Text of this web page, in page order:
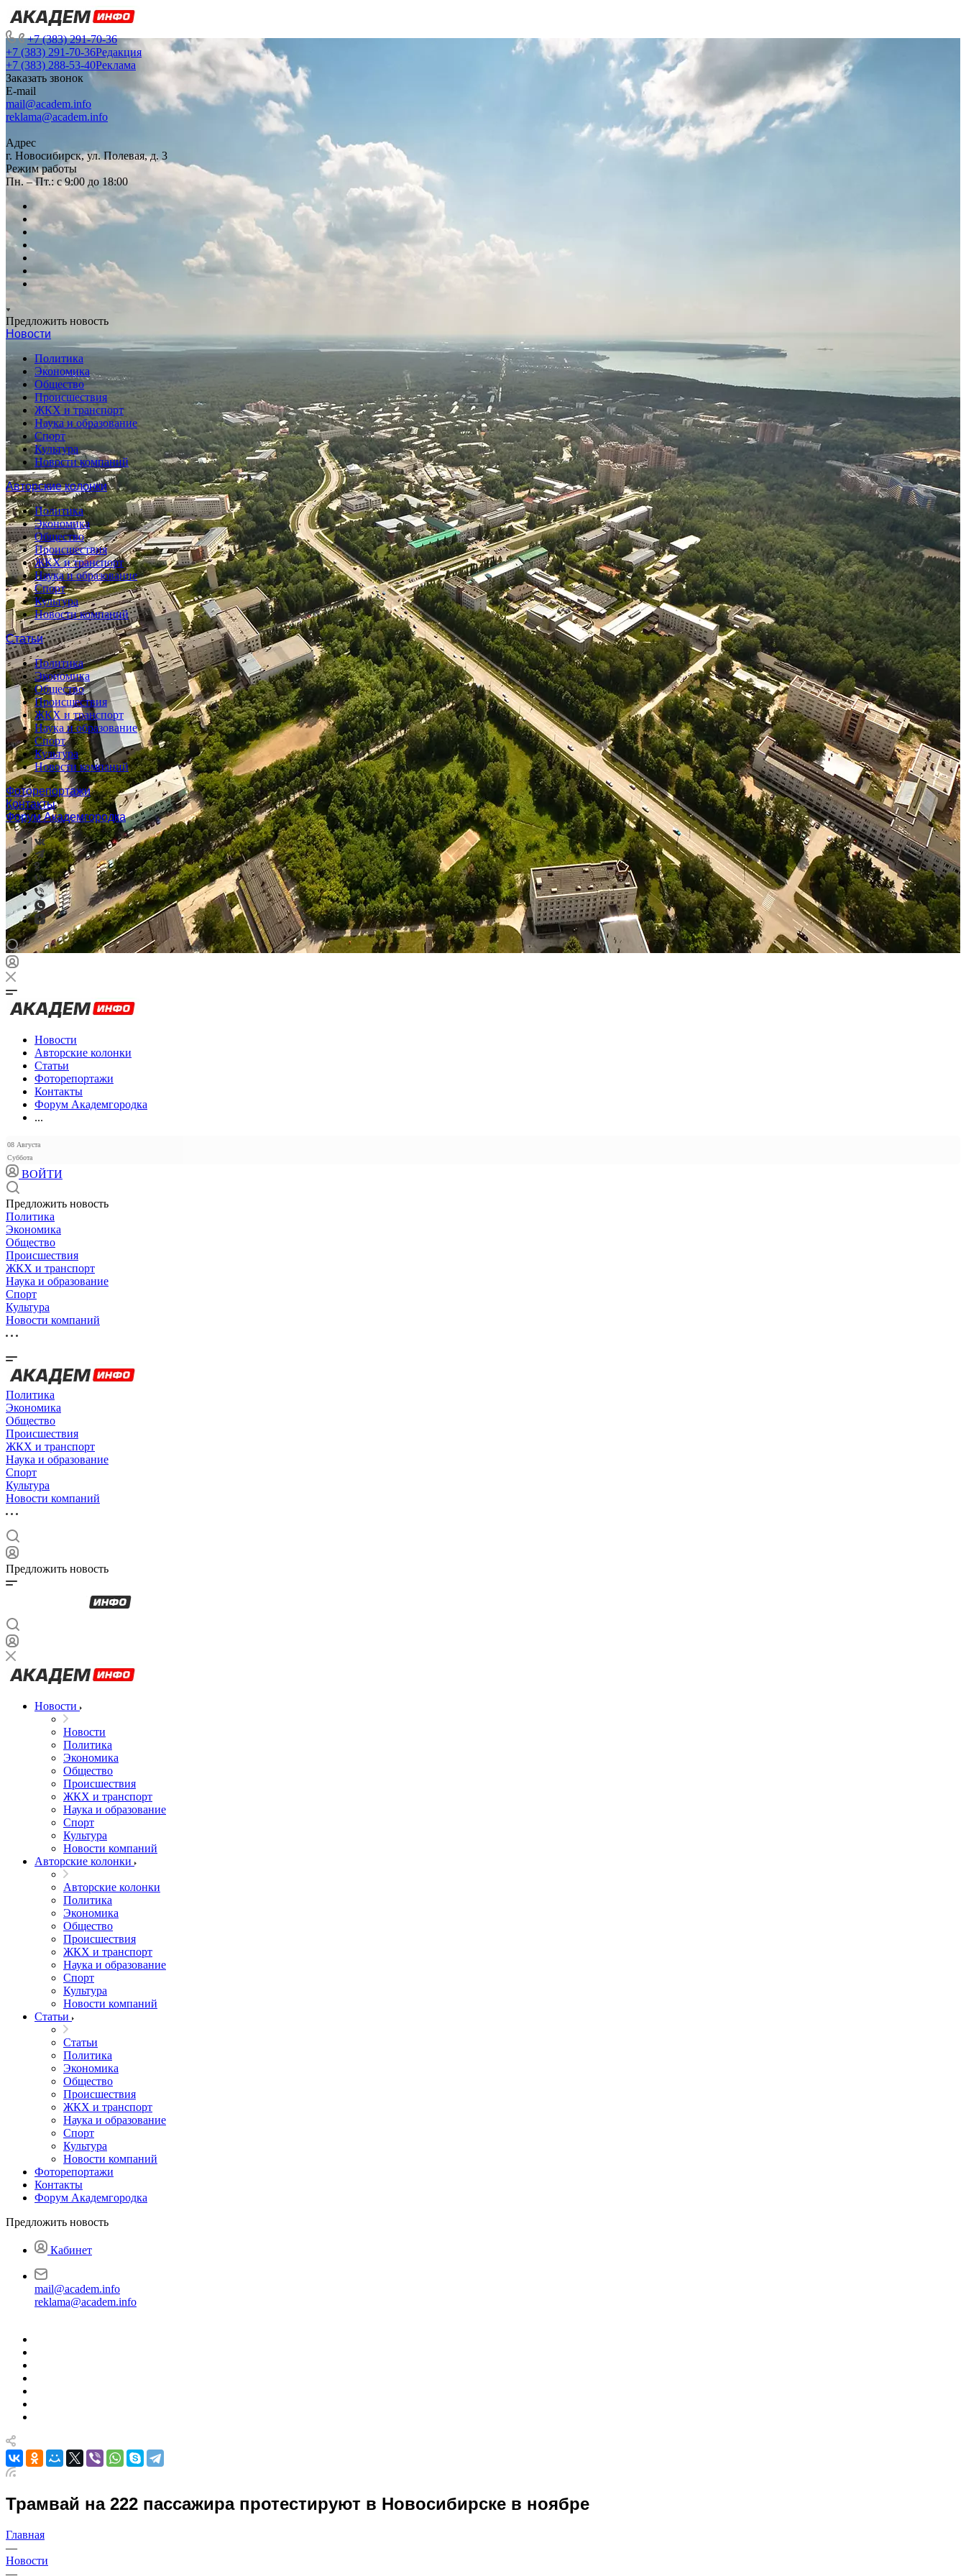
+7 (383) 291-70-36
+7 (383) 291-70-36Редакция
+7 (383) 288-53-40Реклама
Заказать звонок
E-mail
mail@academ.info
reklama@academ.info
Адрес
г. Новосибирск, ул. Полевая, д. 3
Режим работы
Пн. – Пт.: с 9:00 до 18:00
Предложить новость
Новости
Политика
Экономика
Общество
Происшествия
ЖКХ и транспорт
Наука и образование
Спорт
Культура
Новости компаний
Авторские колонки
Политика
Экономика
Общество
Происшествия
ЖКХ и транспорт
Наука и образование
Спорт
Культура
Новости компаний
Статьи
Политика
Экономика
Общество
Происшествия
ЖКХ и транспорт
Наука и образование
Спорт
Культура
Новости компаний
Фоторепортажи
Контакты
Форум Академгородка
Новости
Авторские колонки
Статьи
Фоторепортажи
Контакты
Форум Академгородка
...
08 Августа
Суббота
ВОЙТИ
Предложить новость
Политика
Экономика
Общество
Происшествия
ЖКХ и транспорт
Наука и образование
Спорт
Культура
Новости компаний
Политика
Экономика
Общество
Происшествия
ЖКХ и транспорт
Наука и образование
Спорт
Культура
Новости компаний
Предложить новость
Новости
Новости
Политика
Экономика
Общество
Происшествия
ЖКХ и транспорт
Наука и образование
Спорт
Культура
Новости компаний
Авторские колонки
Авторские колонки
Политика
Экономика
Общество
Происшествия
ЖКХ и транспорт
Наука и образование
Спорт
Культура
Новости компаний
Статьи
Статьи
Политика
Экономика
Общество
Происшествия
ЖКХ и транспорт
Наука и образование
Спорт
Культура
Новости компаний
Фоторепортажи
Контакты
Форум Академгородка
Предложить новость
Кабинет
mail@academ.info
reklama@academ.info
Трамвай на 222 пассажира протестируют в Новосибирске в ноябре
Главная
—
Новости
—